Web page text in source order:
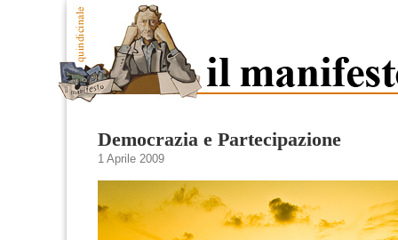
Democrazia e Partecipazione
1 Aprile 2009